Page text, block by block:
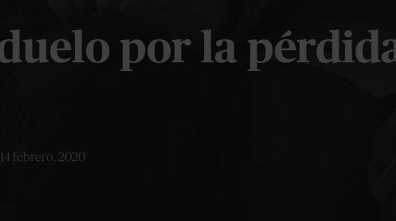
por la
14 febrero, 2020